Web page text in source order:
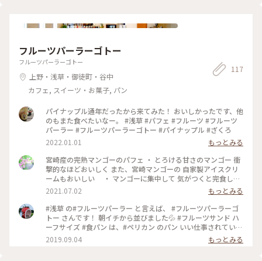
こうサラサラしてたなぁ🤔 メニューや店内はお洒落だけど、ガ
ェ #東京カフェ #38_カフェ巡り
フルーツパーラーゴトー
フルーツパーラーゴトー
上野・浅草・御徒町・谷中
カフェ, スイーツ・お菓子, パン
117
パイナップル通年だったから来てみた！ おいしかったです、他
のもまた食べたいなー。 #浅草 #パフェ #フルーツ #フルーツ
パーラー #フルーツパーラーゴトー #パイナップル #ざくろ
2022.01.01
もっとみる
宮崎産の完熟マンゴーのパフェ ・ とろける甘さのマンゴー 衝
撃的なほどおいしく また、宮崎マンゴーの 自家製アイスクリ
ームもおいしい ・ マンゴーに集中して 気がつくと完食して
ました ・ ・ 待ちも多い人気店 この日は梅雨らしいお天気 待
ちもなくいただくことが出来ましたが 行列に並んでも食べた
いゴトーさんのパフェです ・ #フルーツパーラーゴトー#マン
ゴーパフェ#浅草#浅草カフェ#夏色さがし
2021.07.02
もっとみる
#浅草 の#フルーツパーラー と言えば、 #フルーツパーラーゴ
トー さんです！ 朝イチから並びました💦 #フルーツサンド ハ
ーフサイズ #食パン は、#ペリカン のパン いい仕事されていま
2019.09.04 もっとみる